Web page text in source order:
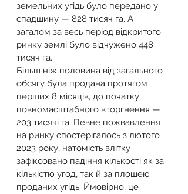
земельних угідь було передано у
спадщину — 828 тисяч га. А
загалом за весь період відкритого
ринку землі було відчужено 448
тисяч га.
Більш ніж половина від загального
обсягу була продана протягом
перших 8 місяців, до початку
повномасштабного вторгнення —
203 тисячі га. Певне пожвавлення
на ринку спостерігалось з лютого
2023 року, натомість влітку
зафіксовано падіння кількості як за
кількістю угод, так й за площею
проданих угідь. Ймовірно, це